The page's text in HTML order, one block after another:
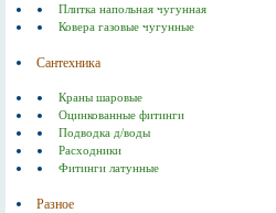
Плитка напольная чугунная
Ковера газовые чугунные
Сантехника
Краны шаровые
Оцинкованные фитинги
Подводка д/воды
Расходники
Фитинги латунные
Разное